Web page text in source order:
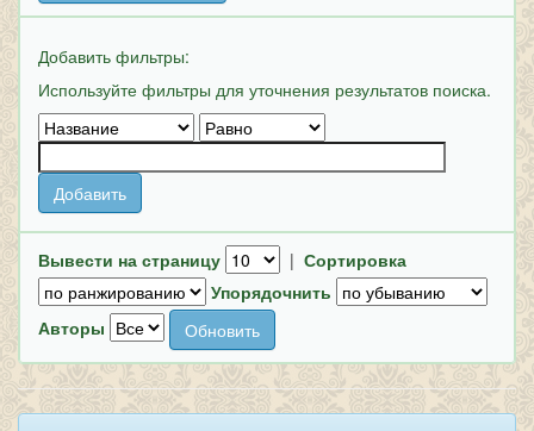
Добавить фильтры:
Используйте фильтры для уточнения результатов поиска.
Вывести на страницу | Сортировка
Упорядочнить
Авторы